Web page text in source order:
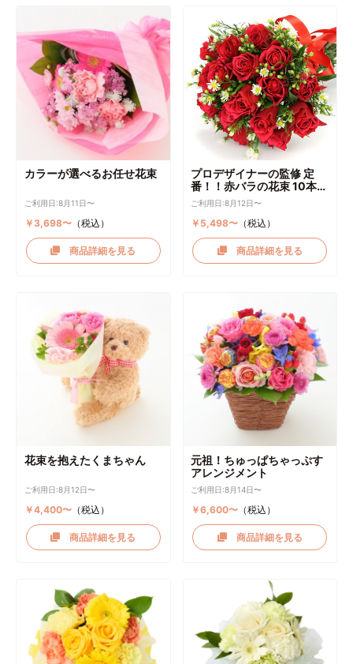
カラーが選べるお任せ花束
ご利用日:8月11日〜
￥3,698〜（税込）
商品詳細を見る
プロデザイナーの監修 定
番！！赤バラの花束 10本～
選択可能
ご利用日:8月12日〜
￥5,498〜 （税込）
商品詳細を見る
花束を抱えたくまちゃん
ご利用日:8月12日〜
￥4,400〜（税込）
商品詳細を見る
元祖！ちゅっぱちゃっぷす
アレンジメント
ご利用日:8月14日〜
￥6,600〜 （税込）
商品詳細を見る